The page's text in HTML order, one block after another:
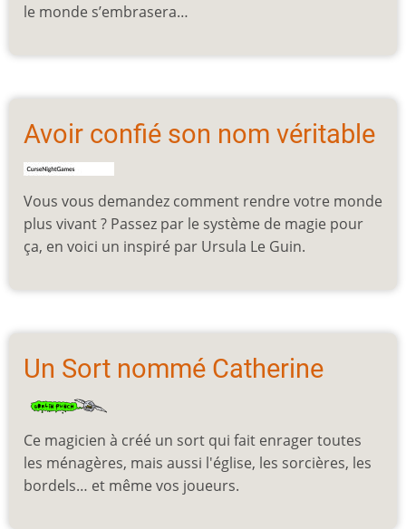
le monde s’embrasera…
Avoir confié son nom véritable
Vous vous demandez comment rendre votre monde
plus vivant ? Passez par le système de magie pour
ça, en voici un inspiré par Ursula Le Guin.
Un Sort nommé Catherine
Ce magicien à créé un sort qui fait enrager toutes
les ménagères, mais aussi l'église, les sorcières, les
bordels… et même vos joueurs.